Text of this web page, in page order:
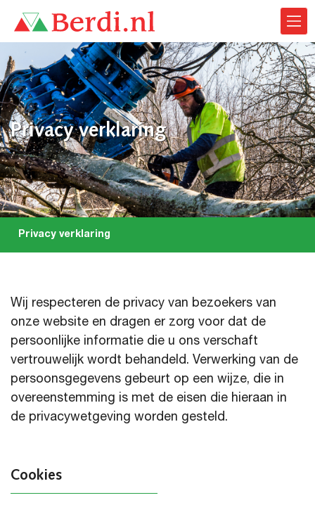
Privacy verklaring
Privacy verklaring
Wij respecteren de privacy van bezoekers van
onze website en dragen er zorg voor dat de
persoonlijke informatie die u ons verschaft
vertrouwelijk wordt behandeld. Verwerking van de
persoonsgegevens gebeurt op een wijze, die in
overeenstemming is met de eisen die hieraan in
de privacywetgeving worden gesteld.
Cookies